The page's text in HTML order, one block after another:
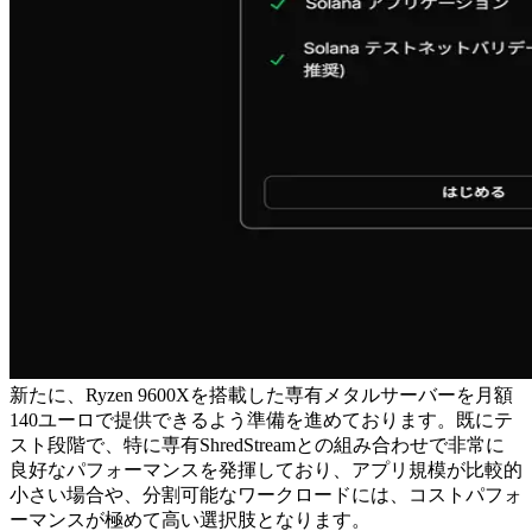
新たに、Ryzen 9600Xを搭載した専有メタルサーバーを月額
140ユーロで提供できるよう準備を進めております。既にテ
スト段階で、特に専有ShredStreamとの組み合わせで非常に
良好なパフォーマンスを発揮しており、アプリ規模が比較的
小さい場合や、分割可能なワークロードには、コストパフォ
ーマンスが極めて高い選択肢となります。